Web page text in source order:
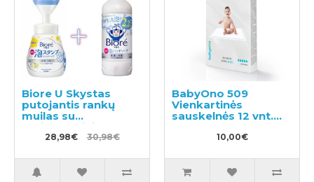
Biore U Skystas
putojantis rankų
muilas su
antibakteriniu
poveikiu, švelnaus
240ml + užpildas
430ml
28,98€ 30,98€
BabyOno 509
Vienkartinės
sauskelnės 12 vnt.
10,00€